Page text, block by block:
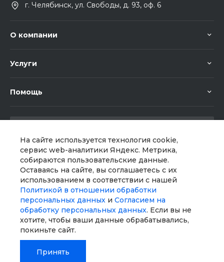
На сайте используется технология cookie,
сервис web-аналитики Яндекс. Метрика,
собираются пользовательские данные.
Оставаясь на сайте, вы соглашаетесь с их
использованием в соответствии с нашей
Политикой в отношении обработки
персональных данных и Согласием на
обработку персональных данных. Если вы не
хотите, чтобы ваши данные обрабатывались,
покиньте сайт.
Принять
г. Челябинск, ул. Свободы, д. 93, оф. 6
О компании
Услуги
Помощь
Мы в соц. сетях